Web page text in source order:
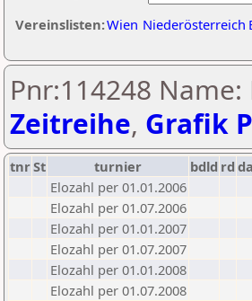
Vereinslisten:Wien Niederösterreich
Pnr:114248
Zeitreihe, Grafik
tnrSt turnier bdld rd
Elozahl per 01.01.2006
Elozahl per 01.07.2006
Elozahl per 01.01.2007
Elozahl per 01.07.2007
Elozahl per 01.01.2008
Elozahl per 01.07.2008